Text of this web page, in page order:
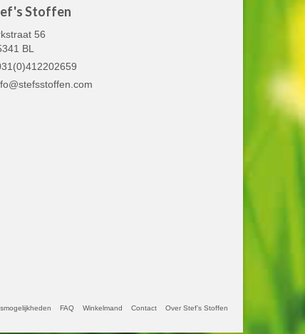
Stoffen
56
BL
FAQ Winkelmand Contact Over Stef’s Stoffen